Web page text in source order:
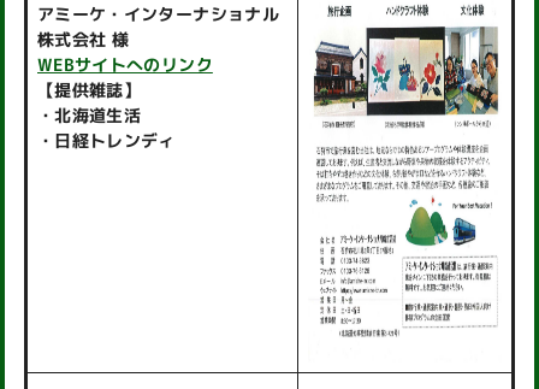
アミーケ・インターナショナル
株式会社 様
WEBサイトへのリンク
【提供雑誌】
・北海道生活
・日経トレンディ